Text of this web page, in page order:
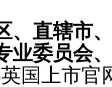
、直辖市
业委员会
国上市官